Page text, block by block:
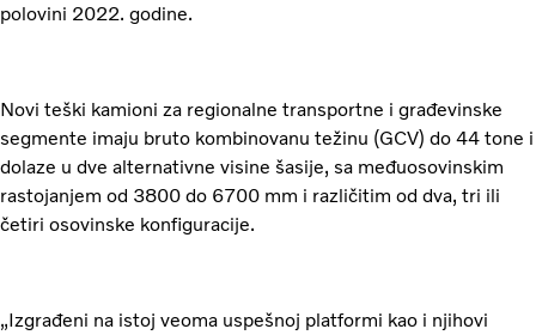
polovini 2022. godine.
Novi teški kamioni za regionalne transportne i građevinske
segmente imaju bruto kombinovanu težinu (GCV) do 44 tone i
dolaze u dve alternativne visine šasije, sa međuosovinskim
rastojanjem od 3800 do 6700 mm i različitim od dva, tri ili
četiri osovinske konfiguracije.
„Izgrađeni na istoj veoma uspešnoj platformi kao i njihovi